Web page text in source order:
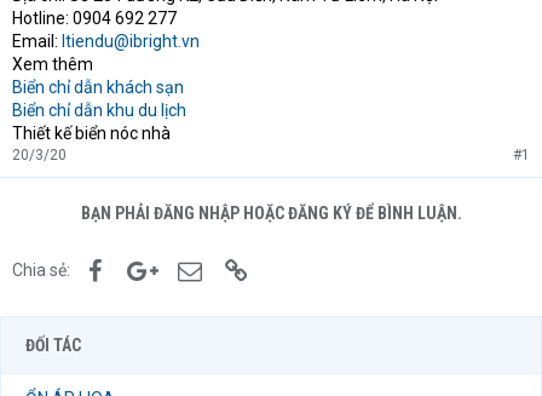
Hotline: 0904 692 277
Email: ltiendu@ibright.vn
Xem thêm
Biển chỉ dẫn khách sạn
Biển chỉ dẫn khu du lịch
Thiết kế biển nóc nhà
20/3/20 #1
BẠN PHẢI ĐĂNG NHẬP HOẶC ĐĂNG KÝ ĐỂ BÌNH LUẬN.
Chia sẻ: FacebookGoogle+Email
ĐỐI TÁC